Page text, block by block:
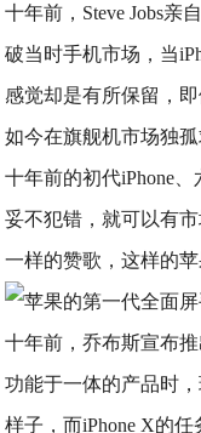
十年前，Steve Jobs亲
破当时手机市场，当
感觉却是有所保留，
如今在旗舰机市场独
十年前的初代iPhone
妥不犯错，就可以有
一样的赞歌，这样的
十年前，乔布斯宣布
功能于一体的产品时
样子，而iPhone X的